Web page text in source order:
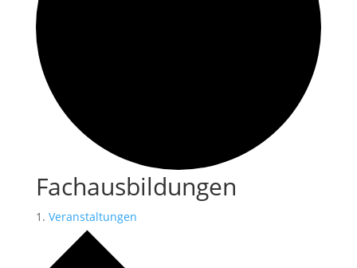
Fachausbildungen
Veranstaltungen